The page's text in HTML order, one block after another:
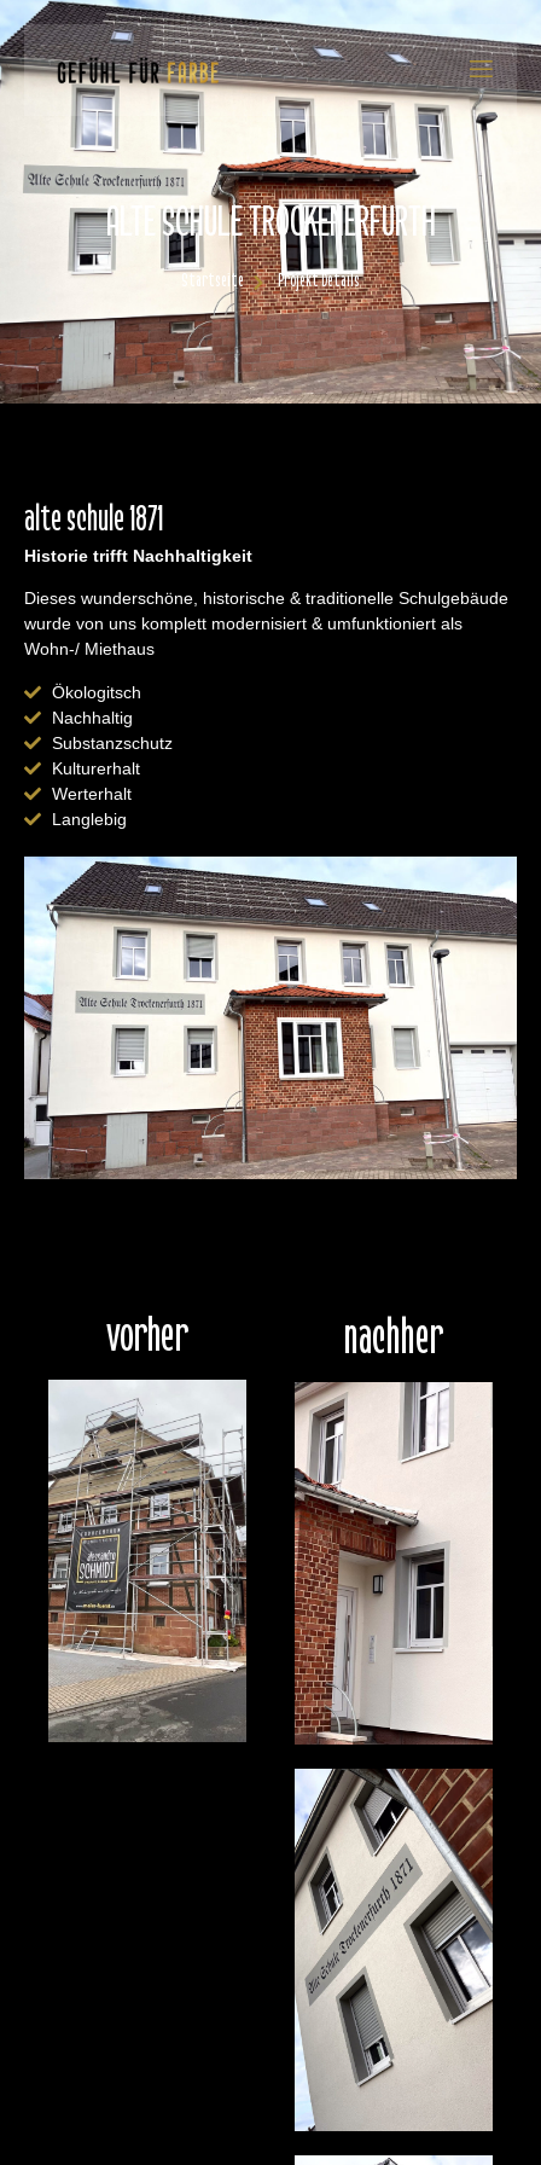
ALTE SCHULE TROCKENERFURTH
Startseite Projekt Details
alte schule 1871
Historie trifft Nachhaltigkeit
Dieses wunderschöne, historische & traditionelle Schulgebäude
wurde von uns komplett modernisiert & umfunktioniert als
Wohn-/ Miethaus
Ökologitsch
Nachhaltig
Substanzschutz
Kulturerhalt
Werterhalt
Langlebig
vorher nachher